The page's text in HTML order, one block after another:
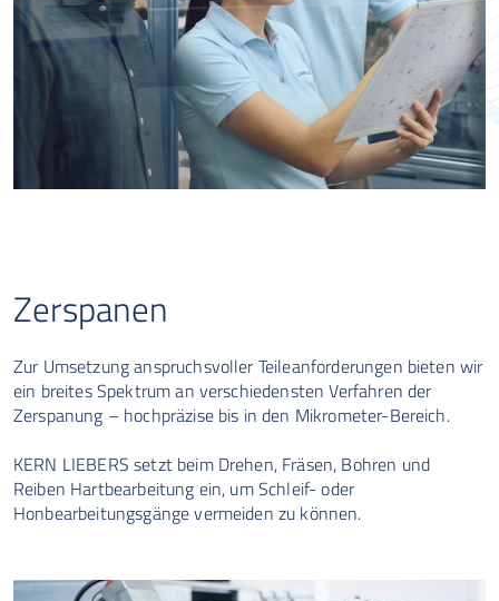
Zerspanen
Zur Umsetzung anspruchsvoller Teileanforderungen bieten wir
ein breites Spektrum an verschiedensten Verfahren der
Zerspanung – hochpräzise bis in den Mikrometer-Bereich.
KERN LIEBERS setzt beim Drehen, Fräsen, Bohren und
Reiben Hartbearbeitung ein, um Schleif- oder
Honbearbeitungsgänge vermeiden zu können.